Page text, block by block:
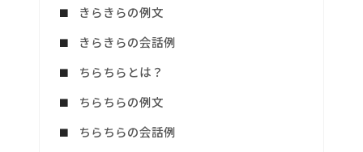
きらきらの例文
きらきらの会話例
ちらちらとは？
ちらちらの例文
ちらちらの会話例